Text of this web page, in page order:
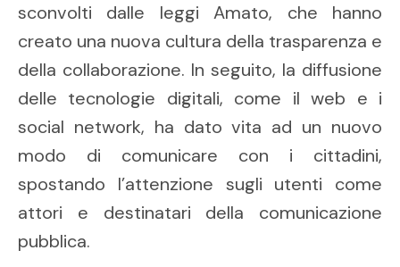
sconvolti dalle leggi Amato, che hanno
creato una nuova cultura della trasparenza e
della collaborazione. In seguito, la diffusione
delle tecnologie digitali, come il web e i
social network, ha dato vita ad un nuovo
modo di comunicare con i cittadini,
spostando l’attenzione sugli utenti come
attori e destinatari della comunicazione
pubblica.